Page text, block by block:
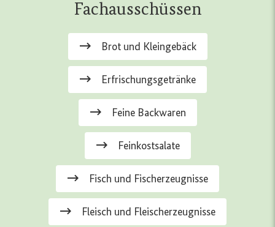
Fachausschüssen
Brot und Kleingebäck
Erfrischungsgetränke
Feine Backwaren
Feinkostsalate
Fisch und Fischerzeugnisse
Fleisch und Fleischerzeugnisse